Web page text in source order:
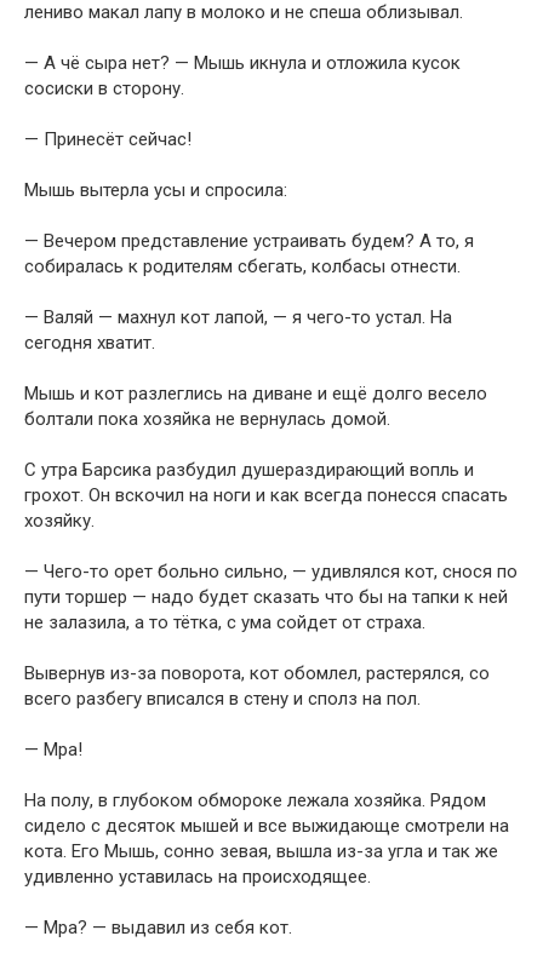
лениво макал лапу в молоко и не спеша облизывал.
— А чё сыра нет? — Мышь икнула и отложила кусок
сосиски в сторону.
— Принесёт сейчас!
Мышь вытерла усы и спросила:
— Вечером представление устраивать будем? А то, я
собиралась к родителям сбегать, колбасы отнести.
— Валяй — махнул кот лапой, — я чего-то устал. На
сегодня хватит.
Мышь и кот разлеглись на диване и ещё долго весело
болтали пока хозяйка не вернулась домой.
С утра Барсика разбудил душераздирающий вопль и
грохот. Он вскочил на ноги и как всегда понесся спасать
хозяйку.
— Чего-то орет больно сильно, — удивлялся кот, снося по
пути торшер — надо будет сказать что бы на тапки к ней
не залазила, а то тётка, с ума сойдет от страха.
Вывернув из-за поворота, кот обомлел, растерялся, со
всего разбегу вписался в стену и сполз на пол.
— Мра!
На полу, в глубоком обмороке лежала хозяйка. Рядом
сидело с десяток мышей и все выжидающе смотрели на
кота. Его Мышь, сонно зевая, вышла из-за угла и так же
удивленно уставилась на происходящее.
— Мра? — выдавил из себя кот.